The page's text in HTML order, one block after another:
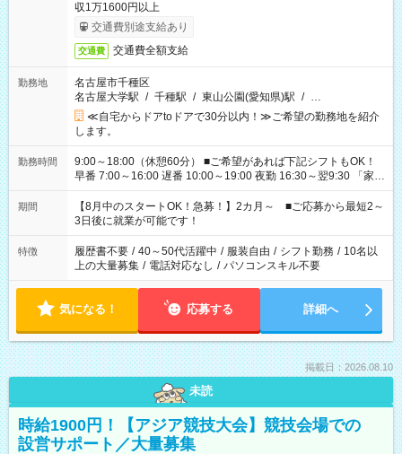
収1万1600円以上
交通費別途支給あり
交通費 交通費全額支給
勤務地
名古屋市千種区
名古屋大学駅 / 千種駅 / 東山公園(愛知県)駅 / …
≪自宅からドアtoドアで30分以内！≫ご希望の勤務地を紹介
します。
勤務時間
9:00～18:00（休憩60分） ■ご希望があれば下記シフトもOK！
早番 7:00～16:00 遅番 10:00～19:00 夜勤 16:30～翌9:30 「家族
と休みを合わせたい」 「余裕を持って夕飯の準備がしたい」
「できれば残業はしたくない」 など、ご希望を教えてください
ね。 ※Wワーク希望の方へ 今ご覧のお仕事で希望する勤務時間
と、もう1つのお仕事の勤務時間。 合計で週40時間を超える場
合は応募できません。
期間
【8月中のスタートOK！急募！】2カ月～ ■ご応募から最短2～
3日後に就業が可能です！
特徴 履歴書不要 / 40～50代活躍中 / 服装自由 / シフト勤務 / 10名以
上の大量募集 / 電話対応なし / パソコンスキル不要
気になる！ 応募する 詳細へ
掲載日：2026.08.10
未読
時給1900円！【アジア競技大会】競技会場での
設営サポート／大量募集